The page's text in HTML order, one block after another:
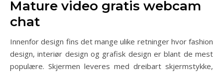
Mature video gratis webcam
chat
Innenfor design fins det mange ulike retninger hvor fashion
design, interiør design og grafisk design er blant de mest
populære. Skjermen leveres med dreibart skjermstykke,